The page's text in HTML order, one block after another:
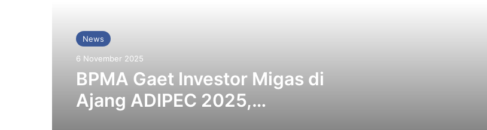
News
6 November 2025
BPMA Gaet Investor Migas di
Ajang ADIPEC 2025,